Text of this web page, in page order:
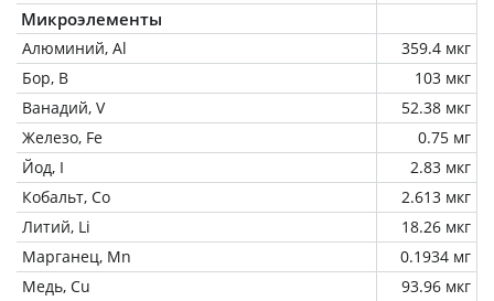
Микроэлементы
Алюминий, Al
359.4 мкг
Бор, B
103 мкг
Ванадий, V
52.38 мкг
Железо, Fe
0.75 мг
Йод, I
2.83 мкг
Кобальт, Co
2.613 мкг
Литий, Li
18.26 мкг
Марганец, Mn
0.1934 мг
Медь, Cu
93.96 мкг